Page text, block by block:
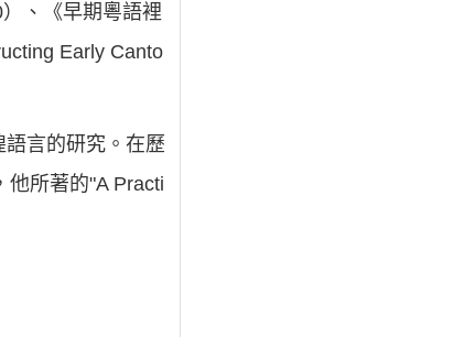
、《早期粵語裡
Early Canto
言的研究。在歷
他所著的"A Practi